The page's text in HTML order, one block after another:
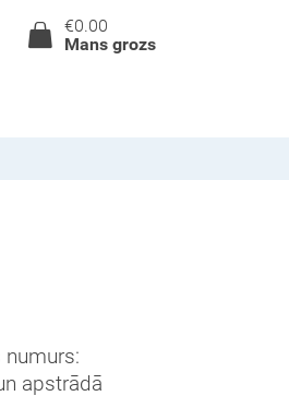
€0.00
Mans grozs
apstrādā